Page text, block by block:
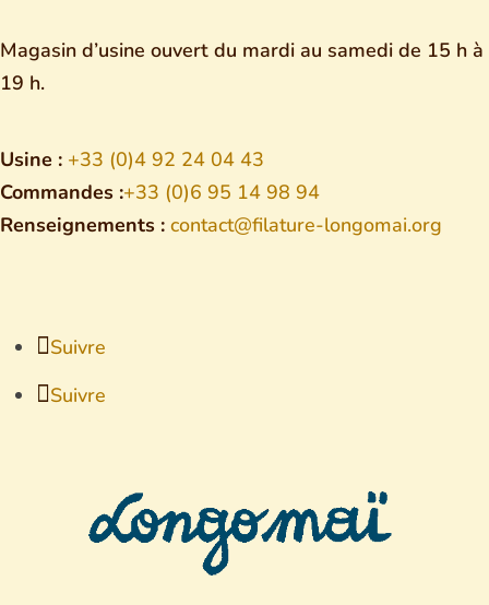
Magasin d’usine ouvert du mardi au samedi de 15 h à
19 h.
Usine : +33 (0)4 92 24 04 43
Commandes :+33 (0)6 95 14 98 94
Renseignements : contact@filature-longomai.org
Suivre
Suivre